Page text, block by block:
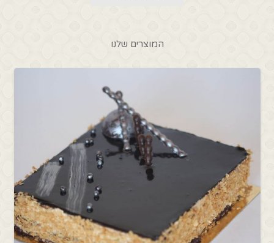
המוצרים שלנו